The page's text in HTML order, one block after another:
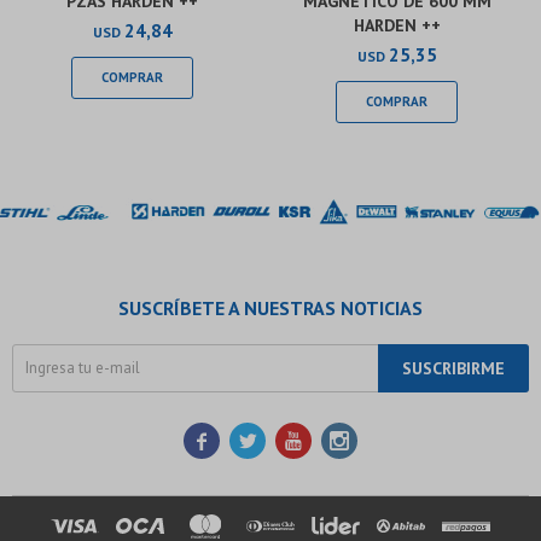
USD 24,84
HARDEN ++
USD 25,35
SUSCRÍBETE A NUESTRAS NOTICIAS
SUSCRIBIRME
   